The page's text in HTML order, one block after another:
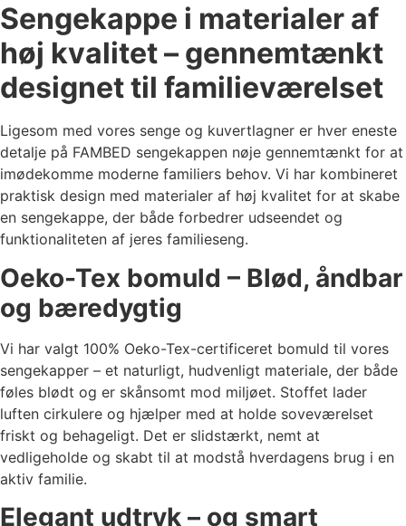
Sengekappe i materialer af
høj kvalitet – gennemtænkt
designet til familieværelset
Ligesom med vores senge og kuvertlagner er hver eneste
detalje på FAMBED sengekappen nøje gennemtænkt for at
imødekomme moderne familiers behov. Vi har kombineret
praktisk design med materialer af høj kvalitet for at skabe
en sengekappe, der både forbedrer udseendet og
funktionaliteten af jeres familieseng.
Oeko-Tex bomuld – Blød, åndbar
og bæredygtig
Vi har valgt 100% Oeko-Tex-certificeret bomuld til vores
sengekapper – et naturligt, hudvenligt materiale, der både
føles blødt og er skånsomt mod miljøet. Stoffet lader
luften cirkulere og hjælper med at holde soveværelset
friskt og behageligt. Det er slidstærkt, nemt at
vedligeholde og skabt til at modstå hverdagens brug i en
aktiv familie.
Elegant udtryk – og smart